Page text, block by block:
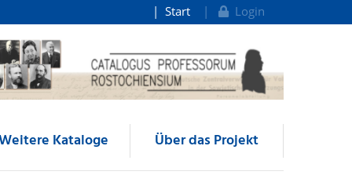
Start Login
Kataloge Über das Projekt